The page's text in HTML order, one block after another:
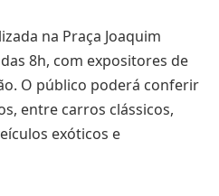
na Praça Joaquim
8h, com expositores de
O público poderá conferir
entre carros clássicos,
exóticos e